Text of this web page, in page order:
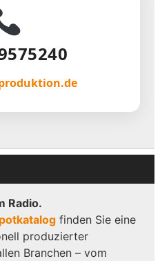
Radio.
finden Sie eine
produzierter
Branchen – vom